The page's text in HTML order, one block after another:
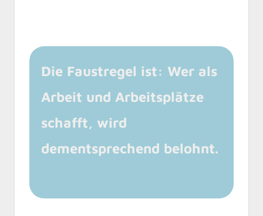
Die Faustregel ist: Wer als
Arbeit und Arbeitsplätze
schafft, wird
dementsprechend belohnt.